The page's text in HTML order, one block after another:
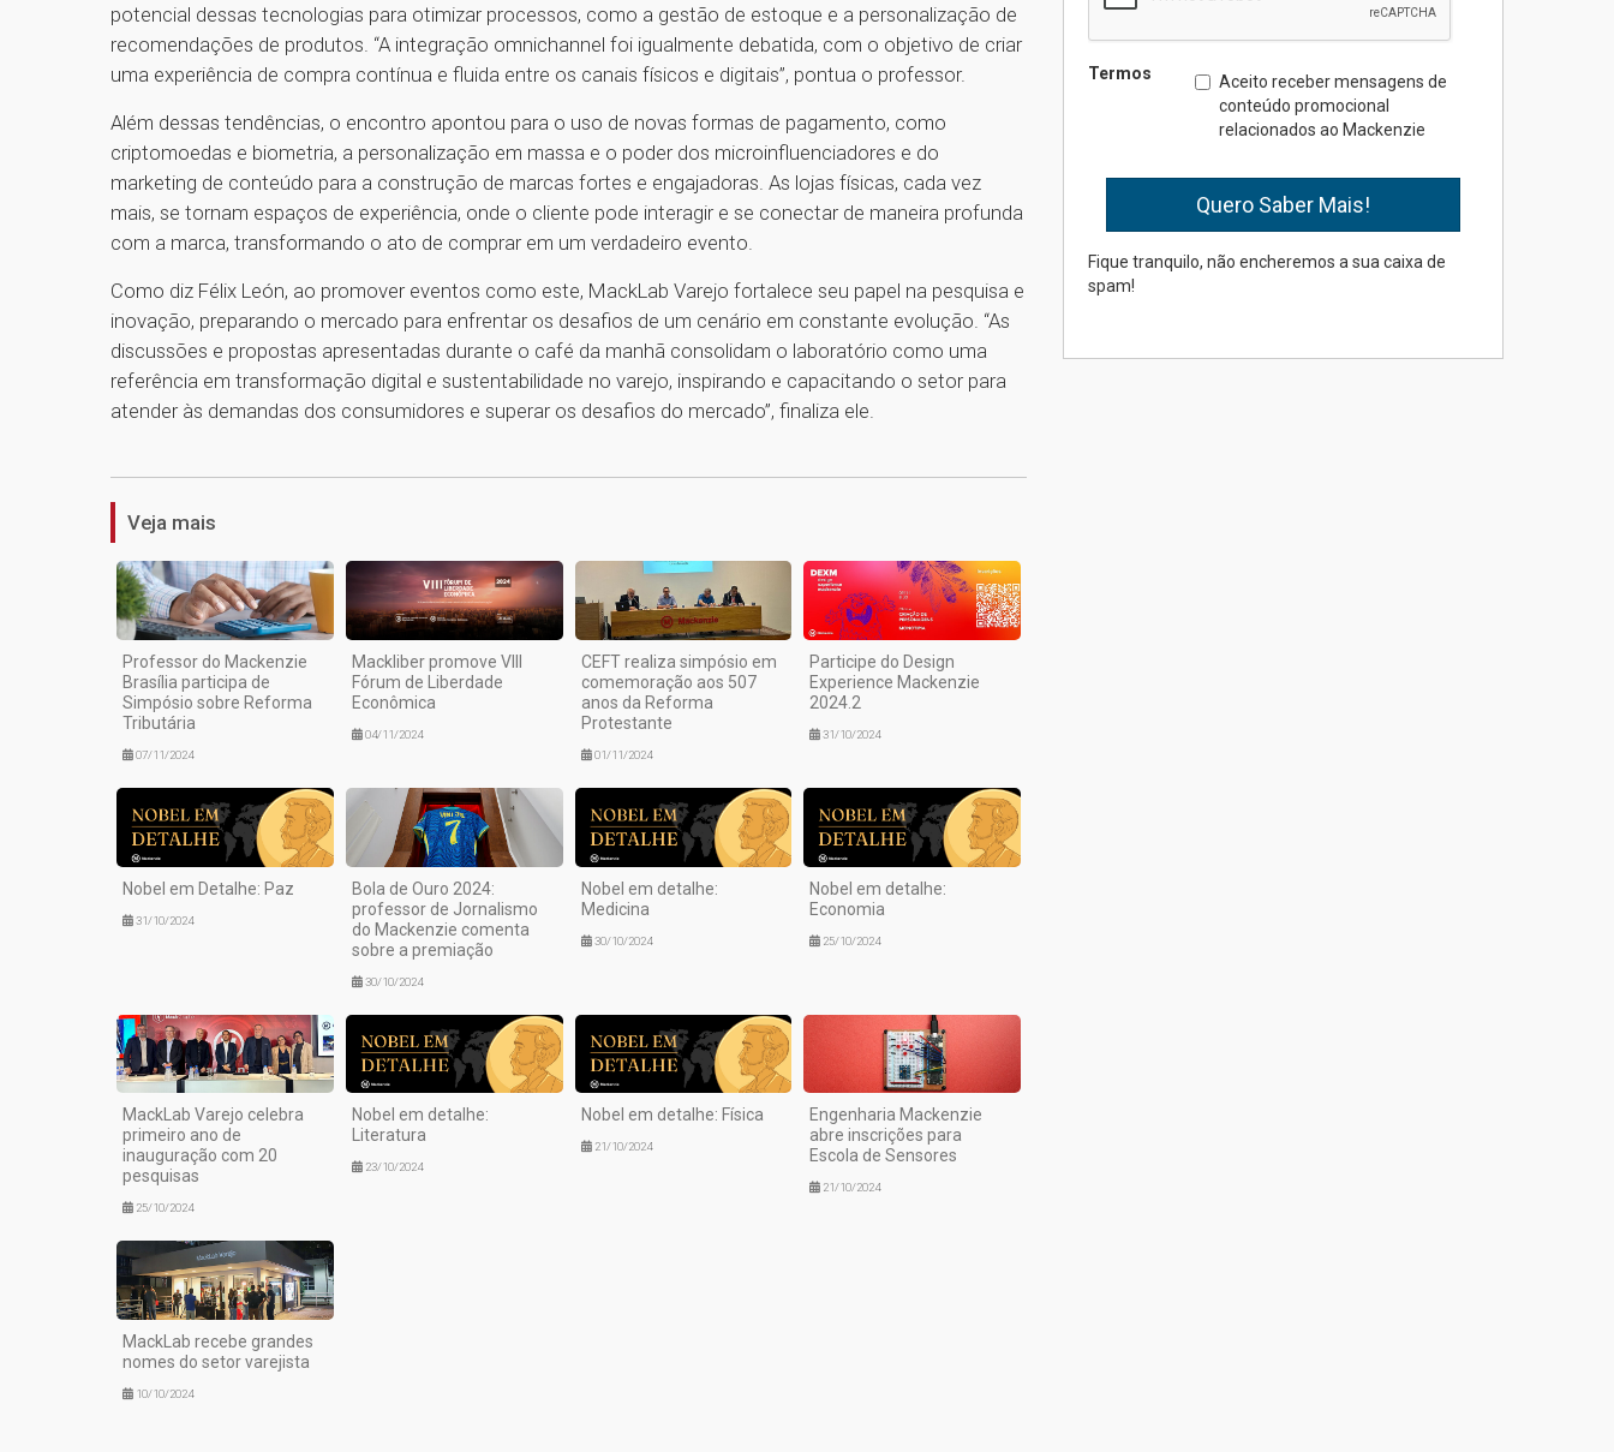
potencial dessas tecnologias para otimizar processos, como a gestão de estoque e a personalização de
recomendações de produtos. “A integração omnichannel foi igualmente debatida, com o objetivo de criar
uma experiência de compra contínua e fluida entre os canais físicos e digitais”, pontua o professor.
Além dessas tendências, o encontro apontou para o uso de novas formas de pagamento, como
criptomoedas e biometria, a personalização em massa e o poder dos microinfluenciadores e do
marketing de conteúdo para a construção de marcas fortes e engajadoras. As lojas físicas, cada vez
mais, se tornam espaços de experiência, onde o cliente pode interagir e se conectar de maneira profunda
com a marca, transformando o ato de comprar em um verdadeiro evento.
Como diz Félix León, ao promover eventos como este, MackLab Varejo fortalece seu papel na pesquisa e
inovação, preparando o mercado para enfrentar os desafios de um cenário em constante evolução. “As
discussões e propostas apresentadas durante o café da manhã consolidam o laboratório como uma
referência em transformação digital e sustentabilidade no varejo, inspirando e capacitando o setor para
atender às demandas dos consumidores e superar os desafios do mercado”, finaliza ele.
1
Veja mais
Professor do Mackenzie
Brasília participa de
Simpósio sobre Reforma
Tributária
07/11/2024
Mackliber promove VIII
Fórum de Liberdade
Econômica
04/11/2024
CEFT realiza simpósio em
comemoração aos 507
anos da Reforma
Protestante
01/11/2024
Participe do Design
Experience Mackenzie
2024.2
31/10/2024
Nobel em Detalhe: Paz
31/10/2024
Bola de Ouro 2024:
professor de Jornalismo
do Mackenzie comenta
sobre a premiação
30/10/2024
Nobel em detalhe:
Medicina
30/10/2024
Nobel em detalhe:
Economia
25/10/2024
MackLab Varejo celebra
primeiro ano de
inauguração com 20
pesquisas
25/10/2024
Nobel em detalhe:
Literatura
23/10/2024
Nobel em detalhe: Física
21/10/2024
Engenharia Mackenzie
abre inscrições para
Escola de Sensores
21/10/2024
MackLab recebe grandes
nomes do setor varejista
10/10/2024
Mackenzie recepciona os
calouros do segundo
semestre de 2026
04.08.2026
Brasília prepara seus
estudantes para o PAS antes
mesmo do Ensino Médio
Termos
Aceito receber mensagens de
conteúdo promocional
relacionados ao Mackenzie
Fique tranquilo, não encheremos a sua caixa de
spam!